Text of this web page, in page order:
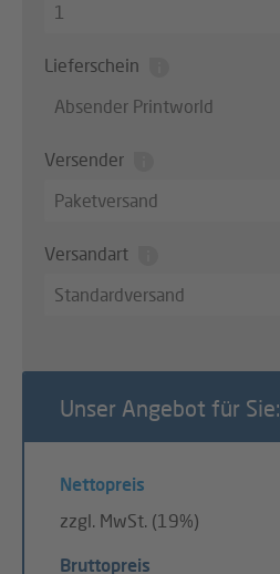
1
Lieferschein
Absender Printworld
Versender
Paketversand
Versandart
Standardversand
Unser Angebot für Sie:
Nettopreis
zzgl. MwSt. (19%)
Bruttopreis